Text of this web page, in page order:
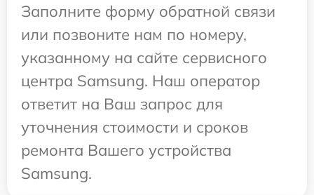
Заполните форму обратной связи
или позвоните нам по номеру,
указанному на сайте сервисного
центра Samsung. Наш оператор
ответит на Ваш запрос для
уточнения стоимости и сроков
ремонта Вашего устройства
Samsung.